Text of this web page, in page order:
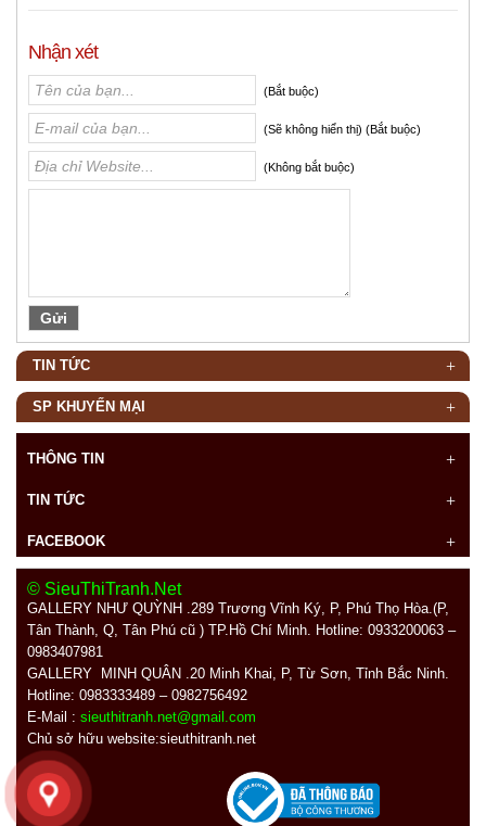
Nhận xét
(Bắt buộc)
(Sẽ không hiển thị) (Bắt buộc)
(Không bắt buộc)
TIN TỨC
SP KHUYẾN MẠI
THÔNG TIN
TIN TỨC
FACEBOOK
© SieuThiTranh.Net
GALLERY NHƯ QUỲNH .289 Trương Vĩnh Ký, P, Phú Thọ Hòa.(P,
Tân Thành, Q, Tân Phú cũ ) TP.Hồ Chí Minh. Hotline: 0933200063 –
0983407981
GALLERY MINH QUÂN .20 Minh Khai, P, Từ Sơn, Tỉnh Bắc Ninh.
Hotline: 0983333489 – 0982756492
E-Mail : sieuthitranh.net@gmail.com
Chủ sở hữu website:sieuthitranh.net